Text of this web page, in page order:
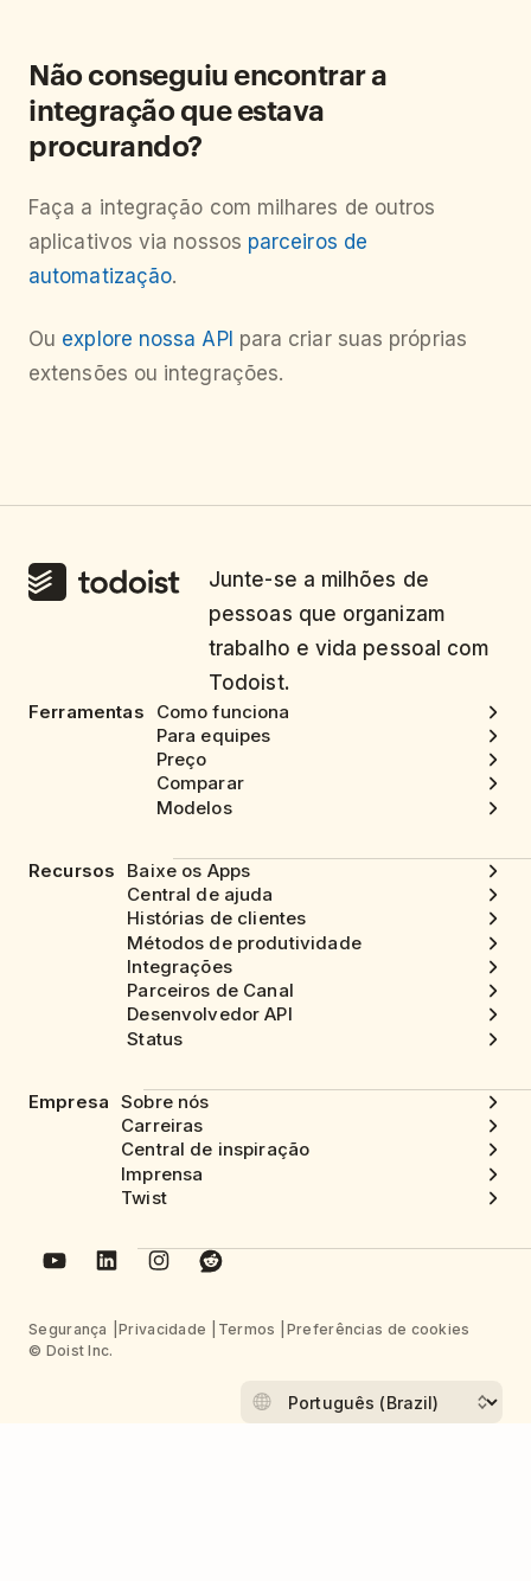
Não conseguiu encontrar a
integração que estava
procurando?
Faça a integração com milhares de outros
aplicativos via nossos parceiros de
automatização.
Ou explore nossa API para criar suas próprias
extensões ou integrações.
Junte-se a milhões de
pessoas que organizam
trabalho e vida pessoal com
Todoist.
Ferramentas
Como funciona
Para equipes
Preço
Comparar
Modelos
Recursos
Baixe os Apps
Central de ajuda
Histórias de clientes
Métodos de produtividade
Integrações
Parceiros de Canal
Desenvolvedor API
Status
Empresa Sobre nós
Carreiras
Central de inspiração
Imprensa
Twist
Segurança Privacidade Termos
Preferências de cookies
© Doist Inc.